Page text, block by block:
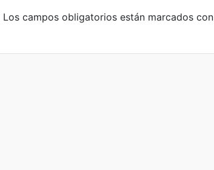
Los campos obligatorios están marcados con